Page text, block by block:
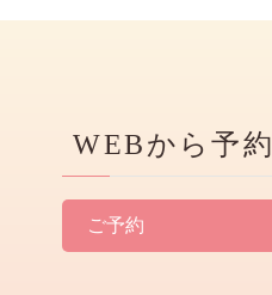
WEBから予約
ご予約